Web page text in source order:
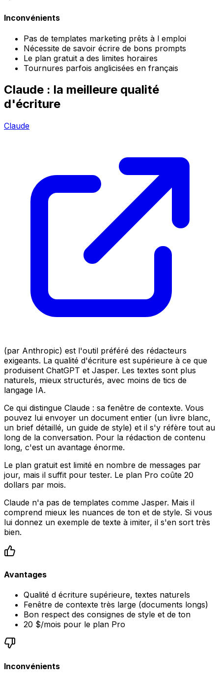
Inconvénients
Pas de templates marketing prêts à l emploi
Nécessite de savoir écrire de bons prompts
Le plan gratuit a des limites horaires
Tournures parfois anglicisées en français
Claude : la meilleure qualité
d'écriture
Claude
(par Anthropic) est l'outil préféré des rédacteurs
exigeants. La qualité d'écriture est supérieure à ce que
produisent ChatGPT et Jasper. Les textes sont plus
naturels, mieux structurés, avec moins de tics de
langage IA.
Ce qui distingue Claude : sa fenêtre de contexte. Vous
pouvez lui envoyer un document entier (un livre blanc,
un brief détaillé, un guide de style) et il s'y réfère tout au
long de la conversation. Pour la rédaction de contenu
long, c'est un avantage énorme.
Le plan gratuit est limité en nombre de messages par
jour, mais il suffit pour tester. Le plan Pro coûte 20
dollars par mois.
Claude n'a pas de templates comme Jasper. Mais il
comprend mieux les nuances de ton et de style. Si vous
lui donnez un exemple de texte à imiter, il s'en sort très
bien.
Avantages
Qualité d écriture supérieure, textes naturels
Fenêtre de contexte très large (documents longs)
Bon respect des consignes de style et de ton
20 $/mois pour le plan Pro
Inconvénients